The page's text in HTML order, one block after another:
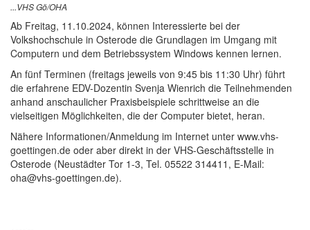
...VHS Gö/OHA
Ab Freitag, 11.10.2024, können Interessierte bei der
Volkshochschule in Osterode die Grundlagen im Umgang mit
Computern und dem Betriebssystem Windows kennen lernen.
An fünf Terminen (freitags jeweils von 9:45 bis 11:30 Uhr) führt
die erfahrene EDV-Dozentin Svenja Wienrich die Teilnehmenden
anhand anschaulicher Praxisbeispiele schrittweise an die
vielseitigen Möglichkeiten, die der Computer bietet, heran.
Nähere Informationen/Anmeldung im Internet unter www.vhs-
goettingen.de oder aber direkt in der VHS-Geschäftsstelle in
Osterode (Neustädter Tor 1-3, Tel. 05522 314411, E-Mail:
oha@vhs-goettingen.de).